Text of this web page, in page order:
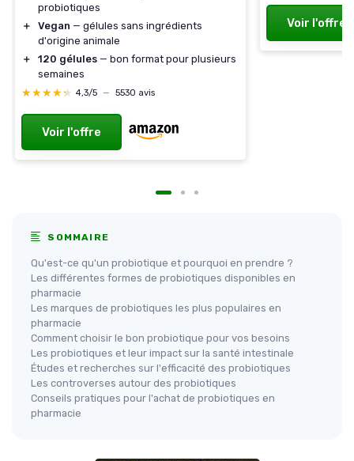
probiotiques
＋
Vegan — gélules sans ingrédients
d'origine animale
＋
120 gélules — bon format pour plusieurs
semaines
★★★★★
★★★★★ 4,3/5 — 5530 avis
Voir l'offre
Voir l'offre
SOMMAIRE
Qu'est-ce qu'un probiotique et pourquoi en prendre ?
Les différentes formes de probiotiques disponibles en
pharmacie
Les marques de probiotiques les plus populaires en
pharmacie
Comment choisir le bon probiotique pour vos besoins
Les probiotiques et leur impact sur la santé intestinale
Études et recherches sur l'efficacité des probiotiques
Les controverses autour des probiotiques
Conseils pratiques pour l'achat de probiotiques en
pharmacie